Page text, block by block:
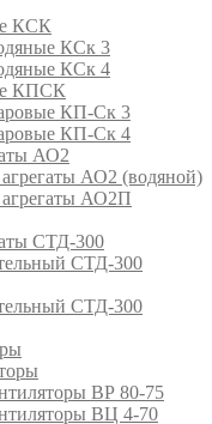
КСК
КСк 3
КСк 4
КПСК
КП-Ск 3
КП-Ск 4
АО2
АО2 (водяной)
АО2П
СТД-300
СТД-300
СТД-300
ВР 80-75
ВЦ 4-70